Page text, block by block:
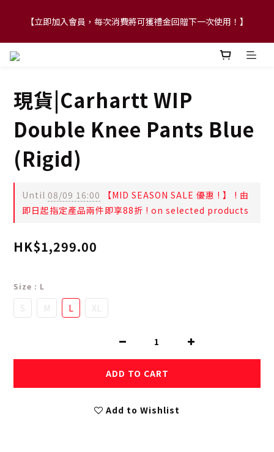
【FLASH SALE 兩件指定現貨產品即享88折】
【立即加入會員，每次消費將可獲禮金回贈下一次使用！】
【FLASH SALE 兩件指定現貨產品即享88折】
現貨|Carhartt WIP
Double Knee Pants Blue
(Rigid)
Until 08/09 16:00 【MID SEASON SALE 優惠 ! 】 ! 由
即日起指定產品兩件即享88折 ! on selected products
HK$1,299.00
Size : L
S M L XL
ADD TO CART
Add to Wishlist